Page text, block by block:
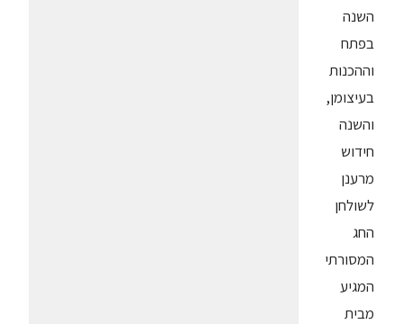
השנה
בפתח
וההכנות
בעיצומן,
והשנה
חידוש
מרענן
לשולחן
החג
המסורתי
המגיע
מבית